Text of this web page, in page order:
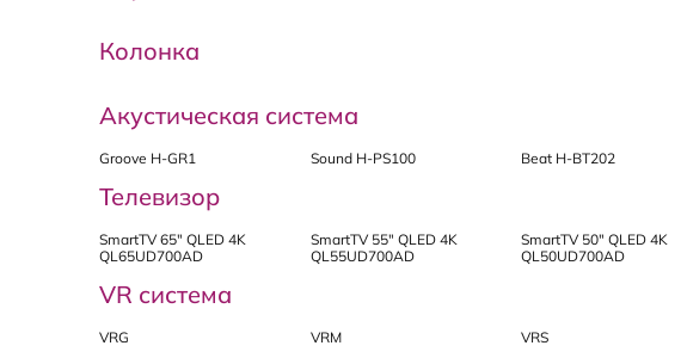
Колонка
Акустическая система
Groove H-GR1 Sound H-PS100 Beat H-BT202
Телевизор
SmartTV 65" QLED 4K
QL65UD700AD
SmartTV 55" QLED 4K
QL55UD700AD
SmartTV 50" QLED 4K
QL50UD700AD
VR система
VRG VRM VRS